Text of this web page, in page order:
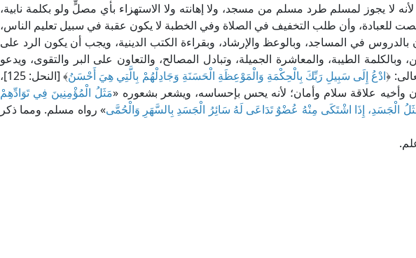
لا يجوز لمسلم طرد مسلم من مسجد، ولا إهانته ولا الاستهزاء بأي مصلٍّ ولو بكلمة نابية،
للعبادة، وأن طلب التخفيف في الصلاة وفي الخطبة لا يكون عقبة في سبيل تعليم الناس،
بالدروس في المساجد، وبالوعظ والإرشاد، وبقراءة الكتب الدينية، ويجب أن يكون الرد على
وبالكلمة الطيبة، والمعاشرة الجميلة، وتبادل المصالح، والتعاون على البر والتقوى، ويدعو
﴿ادْعُ إِلَى سَبِيلِ رَبِّكَ بِالْحِكْمَةِ وَالْمَوْعِظَةِ الْحَسَنَةِ وَجَادِلْهُمْ بِالَّتِي هِيَ أَحْسَنُ
﴾ [النحل: 125]،
وأخيه علاقة سلام وأمان؛ لأنه يحس بإحساسه، ويشعر بشعوره «مَثَلُ الْمُؤْمِنِينَ فِي تَوَادِّهِمْ
الْجَسَدِ، إِذَا اشْتَكَى مِنْهُ عُضْوٌ تَدَاعَى لَهُ سَائِرُ الْجَسَدِ بِالسَّهَرِ وَالْحُمَّى» رواه مسلم. ومما ذكر